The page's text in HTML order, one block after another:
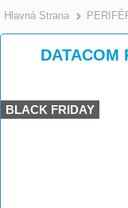
Hlavná Strana
DATACOM
BLACK FRIDAY